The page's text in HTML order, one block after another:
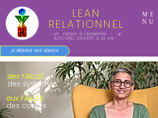
LEAN
RELATIONNEL
ME
NU
- un retour à l'essentiel - un
ACCORD OUVERT à la vie -
JE RÉSERVE UNE SÉANCE
aux FAILLES
des coeurs
des FAILLES
des systèmes